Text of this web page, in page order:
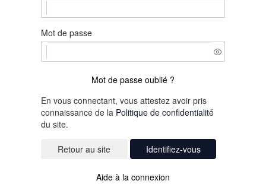
Mot de passe
Mot de passe oublié ?
En vous connectant, vous attestez avoir pris
connaissance de la Politique de confidentialité
du site.
Identifiez-vous
Aide à la connexion